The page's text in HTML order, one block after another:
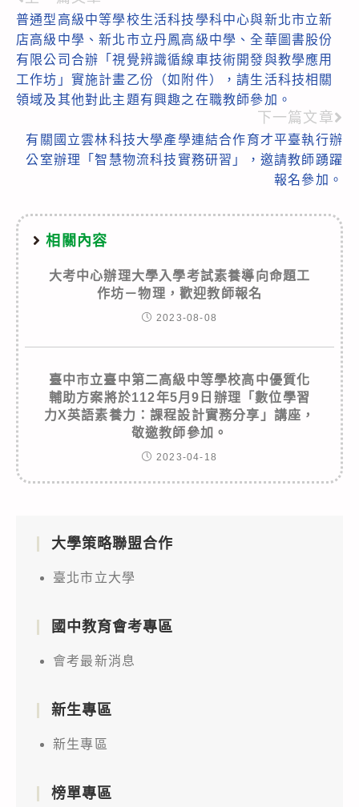
more
articles
普通型高級中等學校生活科技學科中心與新北市立新
店高級中學、新北市立丹鳳高級中學、全華圖書股份
有限公司合辦「視覺辨識循線車技術開發與教學應用
工作坊」實施計畫乙份（如附件），請生活科技相關
領域及其他對此主題有興趣之在職教師參加。
下一篇文章
有關國立雲林科技大學產學連結合作育才平臺執行辦
公室辦理「智慧物流科技實務研習」，邀請教師踴躍
報名參加。
相關內容
大考中心辦理大學入學考試素養導向命題工
作坊－物理，歡迎教師報名
2023-08-08
臺中市立臺中第二高級中等學校高中優質化
輔助方案將於112年5月9日辦理「數位學習
力X英語素養力：課程設計實務分享」講座，
敬邀教師參加。
2023-04-18
大學策略聯盟合作
臺北市立大學
國中教育會考專區
會考最新消息
新生專區
新生專區
榜單專區